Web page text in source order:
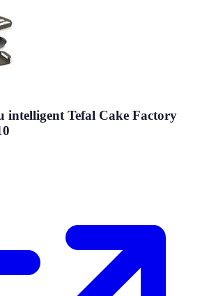
intelligent Tefal Cake Factory